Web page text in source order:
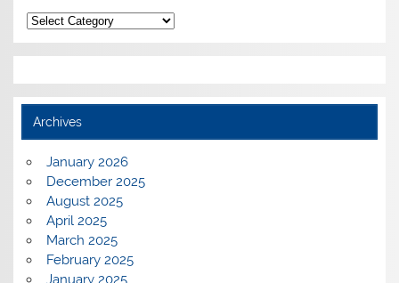
Categories
Archives
January 2026
December 2025
August 2025
April 2025
March 2025
February 2025
January 2025